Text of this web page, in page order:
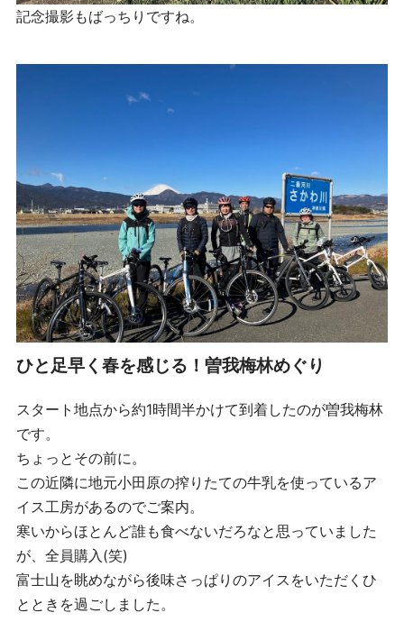
記念撮影もばっちりですね。
ひと足早く春を感じる！曽我梅林めぐり
スタート地点から約1時間半かけて到着したのが曽我梅林
です。
ちょっとその前に。
この近隣に地元小田原の搾りたての牛乳を使っているア
イス工房があるのでご案内。
寒いからほとんど誰も食べないだろなと思っていました
が、全員購入(笑)
富士山を眺めながら後味さっぱりのアイスをいただくひ
とときを過ごしました。